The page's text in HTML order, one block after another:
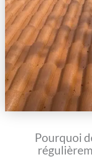
Pourquoi